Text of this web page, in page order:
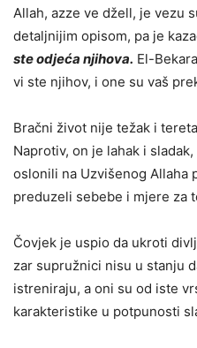
Allah, azze ve džell, je vezu
detaljnijim opisom, pa je
ste odjeća njihova. El-
vi ste njihov, i one su vaš
Bračni život nije težak i
Naprotiv, on je lahak i
oslonili na Uzvišenog Allaha
preduzeli sebebe i mjere za
Čovjek je uspio da ukroti
zar supružnici nisu u stanju
istreniraju, a oni su od iste
karakteristike u potpunosti